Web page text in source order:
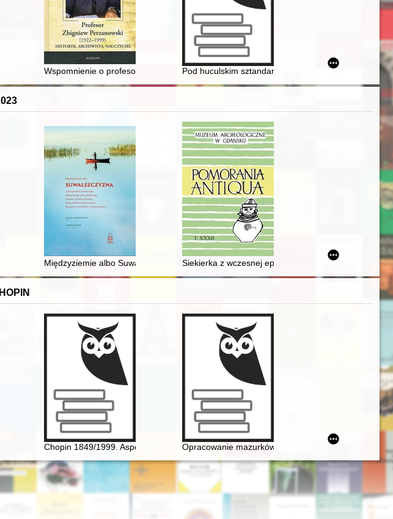
: interdisciplinary site research = Dawna siedziba Gestapo i Wojewódzkiego Urzędu
nauki na przykładzie narodzin fizyki matematycznej w ujęciu Wiesława Ozona
9 lutego 1965 r. - 10 października 2021 r
Wspomnienie o profesorze Zbigniewie PerzanowskimPod huculskim sztandarem : srebrny jubileusz
pracy ucznia do historii dla liceum ogólnokształcącego i technikum : zakres podstawowy
Międzyziemie albo Suwalszczyzna czyli Opowieści z krainy lodu między Rosją, Litwą,
Siekierka z wczesnej epoki brązu z Topolna, powiat
fragmentu dziennika stuttgarckiego
Śląsku" - wystawa w Archiwum Państwowym we Wrocławiu
Chopin 1849/1999. Aspekte der Rezeptions- und Interpretationsgeschichte
Opracowanie mazurków Chopina w redakcji